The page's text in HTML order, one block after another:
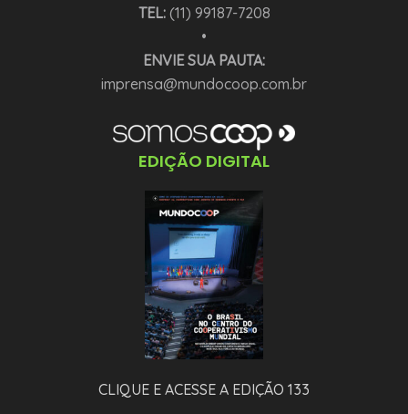
TEL:(11) 99187-7208
•
ENVIE SUA PAUTA:
imprensa@mundocoop.com.br
EDIÇÃO DIGITAL
CLIQUE E ACESSE A EDIÇÃO 133